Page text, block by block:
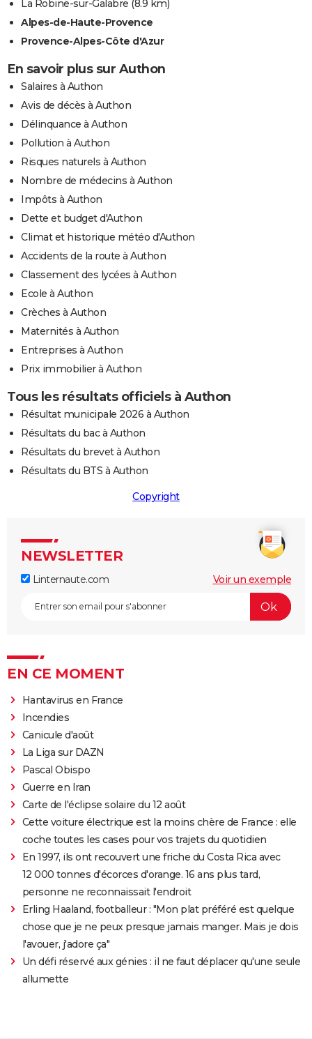
La Robine-sur-Galabre (8.9 km)
Alpes-de-Haute-Provence
Provence-Alpes-Côte d'Azur
En savoir plus sur Authon
Salaires à Authon
Avis de décès à Authon
Délinquance à Authon
Pollution à Authon
Risques naturels à Authon
Nombre de médecins à Authon
Impôts à Authon
Dette et budget d'Authon
Climat et historique météo d'Authon
Accidents de la route à Authon
Classement des lycées à Authon
Ecole à Authon
Crèches à Authon
Maternités à Authon
Entreprises à Authon
Prix immobilier à Authon
Tous les résultats officiels à Authon
Résultat municipale 2026 à Authon
Résultats du bac à Authon
Résultats du brevet à Authon
Résultats du BTS à Authon
Copyright
NEWSLETTER
Linternaute.com Voir un exemple
EN CE MOMENT
Hantavirus en France
Incendies
Canicule d'août
La Liga sur DAZN
Pascal Obispo
Guerre en Iran
Carte de l'éclipse solaire du 12 août
Cette voiture électrique est la moins chère de France : elle
coche toutes les cases pour vos trajets du quotidien
En 1997, ils ont recouvert une friche du Costa Rica avec
12 000 tonnes d'écorces d'orange. 16 ans plus tard,
personne ne reconnaissait l'endroit
Erling Haaland, footballeur : "Mon plat préféré est quelque
chose que je ne peux presque jamais manger. Mais je dois
l'avouer, j'adore ça"
Un défi réservé aux génies : il ne faut déplacer qu'une seule
allumette